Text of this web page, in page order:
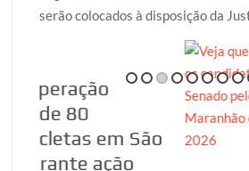
serão colocados à disposição da
HORA 1
Veja
Senado